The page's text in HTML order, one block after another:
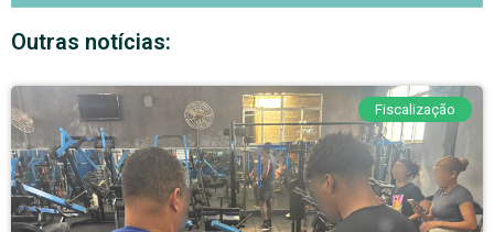
Outras notícias:
Fiscalização